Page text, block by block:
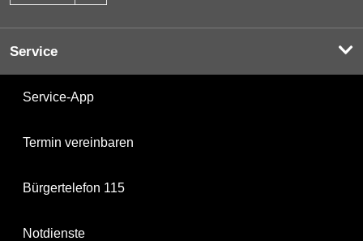
Service
Service-App
Termin vereinbaren
Bürgertelefon 115
Notdienste